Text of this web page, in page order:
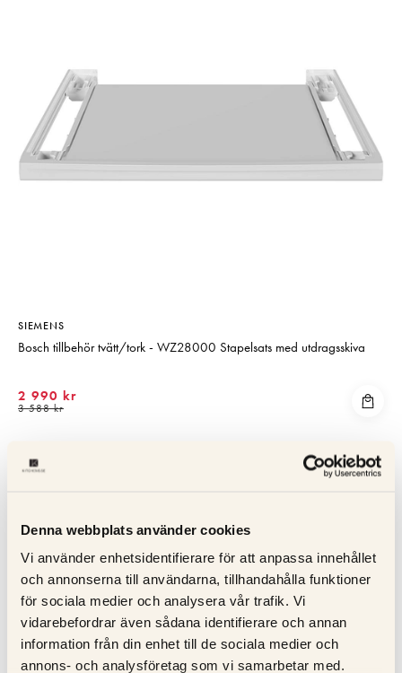
Denna webbplats använder cookies
Vi använder enhetsidentifierare för att anpassa innehållet
och annonserna till användarna, tillhandahålla funktioner
för sociala medier och analysera vår trafik. Vi
vidarebefordrar även sådana identifierare och annan
information från din enhet till de sociala medier och
annons- och analysföretag som vi samarbetar med.
SIEMENS
Bosch tillbehör tvätt/tork - WZ28000 Stapelsats med utdragsskiva
2 990 kr
3 588 kr
KOLLA PRIS